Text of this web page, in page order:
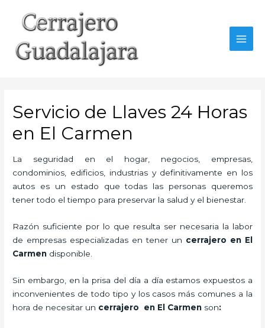
contenido
Servicio de Llaves 24 Horas
en El Carmen
La seguridad en el hogar, negocios, empresas,
condominios, edificios, industrias y definitivamente en los
autos es un estado que todas las personas queremos
tener todo el tiempo para preservar la salud y el bienestar.
Razón suficiente por lo que resulta ser necesaria la labor
de empresas especializadas en tener un cerrajero en El
Carmen disponible.
Sin embargo, en la prisa del día a día estamos expuestos a
inconvenientes de todo tipo y los casos más comunes a la
hora de necesitar un cerrajero en El Carmen son: